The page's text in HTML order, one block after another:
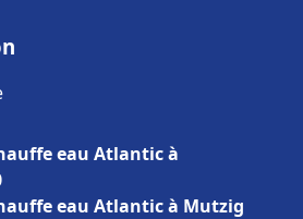
eau Atlantic à
eau Atlantic à Mutzig